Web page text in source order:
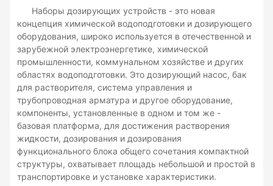
управления и трубопроводная арматура и другое
оборудование, компоненты, установленные в одном
и том же - базовая платформа, для достижения
растворения жидкости, дозирования и дозирования
функционального блока общего сочетания
компактной структуры, охватывает площадь
небольшой и простой в транспортировке и установке
характеристики.
Наборы дозирующих устройств - это новая
концепция химической водоподготовки и дозирующего
оборудования, широко используется в отечественной и
зарубежной электроэнергетике, химической
промышленности, коммунальном хозяйстве и других
областях водоподготовки. Это дозирующий насос, бак
для растворителя, система управления и
трубопроводная арматура и другое оборудование,
компоненты, установленные в одном и том же -
базовая платформа, для достижения растворения
жидкости, дозирования и дозирования
функционального блока общего сочетания компактной
структуры, охватывает площадь небольшой и простой в
транспортировке и установке характеристики.